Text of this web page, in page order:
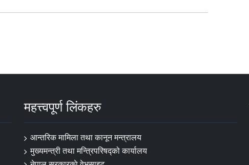
महत्त्वपूर्ण लिंकहरु
आन्तरिक मामिला तथा कानून मन्त्रालय
मुख्यमन्त्री तथा मन्त्रिपरिषद्को कार्यालय